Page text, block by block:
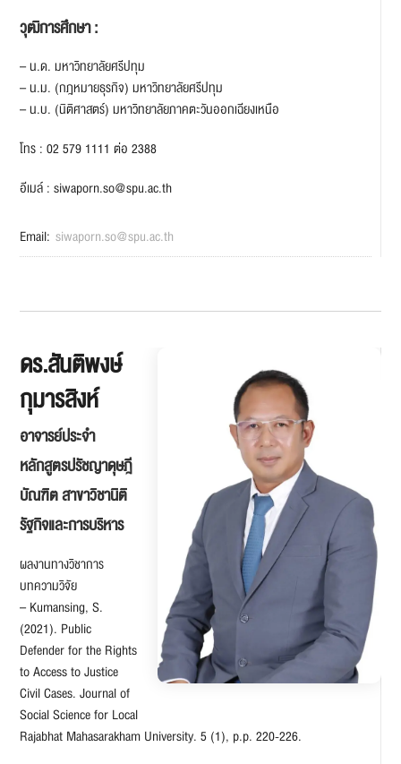
วุฒิการศึกษา :
– น.ด. มหาวิทยาลัยศรีปทุม
– น.ม. (กฎหมายธุรกิจ) มหาวิทยาลัยศรีปทุม
– น.บ. (นิติศาสตร์) มหาวิทยาลัยภาคตะวันออกเฉียงเหนือ
โทร : 02 579 1111 ต่อ 2388
อีเมล์ : siwaporn.so@spu.ac.th
Email: siwaporn.so@spu.ac.th
ดร.สันติพงษ์
กุมารสิงห์
อาจารย์ประจำ
หลักสูตรปรัชญาดุษฎี
บัณฑิต สาขาวิชานิติ
รัฐกิจและการบริหาร
ผลงานทางวิชาการ
บทความวิจัย
– Kumansing, S.
(2021). Public
Defender for the Rights
to Access to Justice
Civil Cases. Journal of
Social Science for Local
Rajabhat Mahasarakham University. 5 (1), p.p. 220-226.